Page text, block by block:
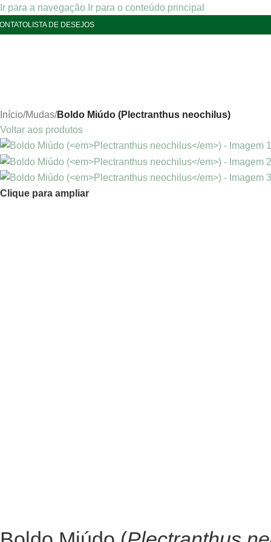
Ir para a navegação Ir para o conteúdo principal
LISTA DE DESEJOS
Início/Mudas/Boldo Miúdo (Plectranthus neochilus)
Voltar aos produtos
Clique para ampliar